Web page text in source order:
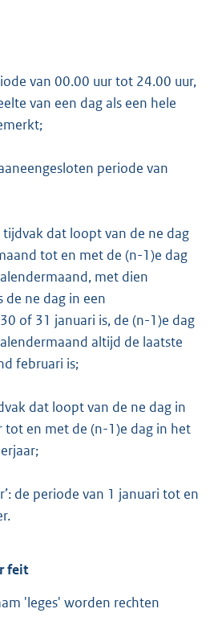
van 00.00 uur tot 24.00 uur,
van een dag als een hele
periode van
tijdvak dat loopt van de ne dag
tot en met de (n-1)e dag
met dien
de ne dag in een
of 31 januari is, de (n-1)e dag
altijd de laatste
februari is;
dat loopt van de ne dag in
tot en met de (n-1)e dag in het
de periode van 1 januari tot en
feit
'leges' worden rechten